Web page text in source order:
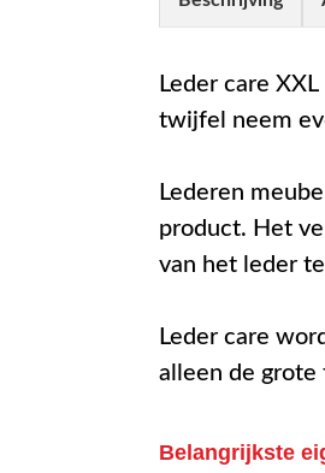
Leder care
twijfel neem
Lederen
product. Het
van het leder
Leder care
alleen de grote
Belangrijkste